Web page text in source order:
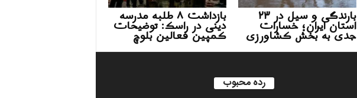
بازداشت ۸ طلبه مدرسه
دینی در راسک: توضیحات
کمپین فعالین بلوچ
بارندگی و سیل در ۲۳
استان ایران؛ خسارات
جدی به بخش کشاورزی
رده محبوب